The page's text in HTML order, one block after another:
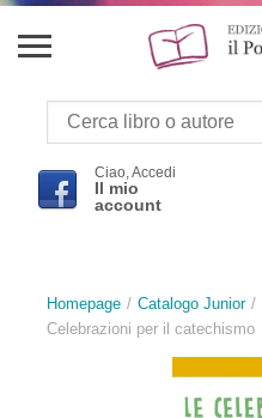
Ciao, Accedi
Il mio
account
Homepage Catalogo Junior
Celebrazioni per il catechismo